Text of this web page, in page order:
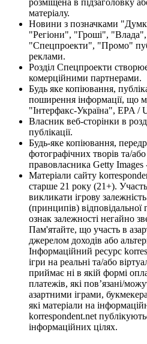
матеріалу.
Новини з позначками
"Регіони", "Гроші",
"Спецпроекти", "Промо"
реклами.
Розділ Спецпроекти
комерційними партнерами.
Будь яке копіювання,
поширення інформації, що
"Інтерфакс-Україна", EPA /
Власник веб-сторінки в
публікації.
Будь-яке копіювання,
фотографічних творів та/або
правовласника Getty Images
Матеріали сайту
старше 21 року (21+).
викликати ігрову
(принципів)
ознак залежності негайно
Пам'ятайте, що участь в
джерелом доходів або
Інформаційний ресурс
ігри на реальні та/або
приймає ні в якій формі
платежів, які пов’язані/
азартними іграми,
які матеріали на
korrespondent.net
інформаційних цілях.